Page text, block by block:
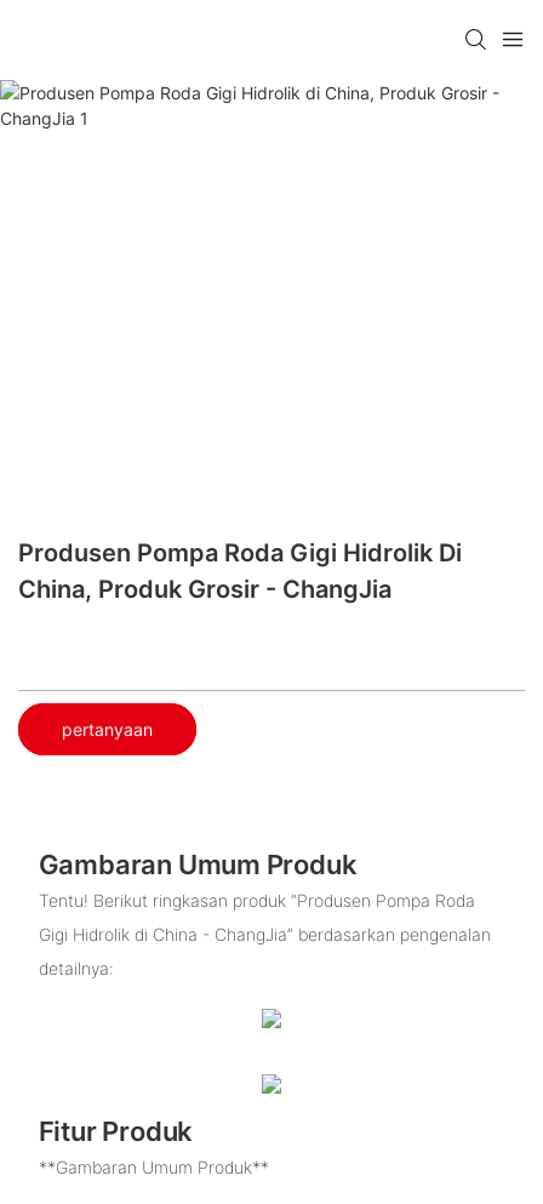
Produsen Pompa Roda Gigi Hidrolik Di
China, Produk Grosir - ChangJia
pertanyaan
Gambaran Umum Produk
Tentu! Berikut ringkasan produk “Produsen Pompa Roda
Gigi Hidrolik di China - ChangJia” berdasarkan pengenalan
detailnya:
Fitur Produk
**Gambaran Umum Produk**